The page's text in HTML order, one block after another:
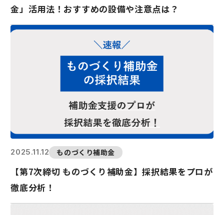
金」活用法！おすすめの設備や注意点は？
2025.11.12 ものづくり補助金
【第7次締切 ものづくり補助金】採択結果をプロが
徹底分析！